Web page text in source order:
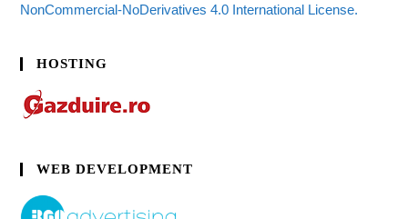
NonCommercial-NoDerivatives 4.0 International License.
HOSTING
WEB DEVELOPMENT